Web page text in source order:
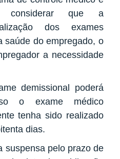
considerar que a
dos exames
saúde do empregado, o
a necessidade
demissional poderá
o exame médico
tenha sido realizado
dias.
suspensa pelo prazo de